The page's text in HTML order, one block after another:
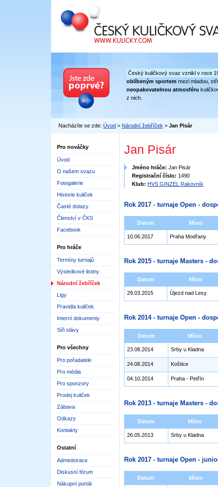
Český kuličkový svaz
Český kuličkový svaz vznikl v roce
oblíbeným sportem mezi mladou,
neopakovatelnou atmosféru
z nich.
Nacházíte se zde: Úvod > Národní žebříček > Jan Pisár
Pro nováčky
Úvod
O našem svazu
Fotogalerie
Historie kuliček
Časté dotazy
Členství v ČKS
Facebook
Pro hráče
Termíny turnajů
Výsledkové listiny
Národní žebříček
Ligy
Pravidla kuliček
Interní dokumenty
Síň slávy
Pro všechny
Pro pořadatele
Pro média
Pro sponzory
Prodej kuliček
Zábava
Odkazy
Kontakty
Ostatní
Administrace
Diskusní fórum
Nákupní portál
Jan Pisár
Jméno hráče: Jan Pisár
Registrační číslo: 1490
Klub: HVS GINZEL Rakovník
Rok 2017 - turnaje Open -
Datum Místo
10.06.2017 Praha Modřany
Rok 2015 - turnaje Masters -
Datum Místo
29.03.2015 Újezd nad Lesy
Rok 2014 - turnaje Open -
Datum Místo
23.08.2014 Srby u Kladna
24.08.2014 Koštice
04.10.2014 Praha - Petřín
Rok 2013 - turnaje Masters -
Datum Místo
26.05.2013 Srby u Kladna
Rok 2017 - turnaje Open -
Datum Místo